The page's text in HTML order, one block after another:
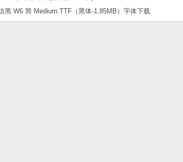
黑 W6 简 Medium.TTF（黑体-1.85MB）字体下载